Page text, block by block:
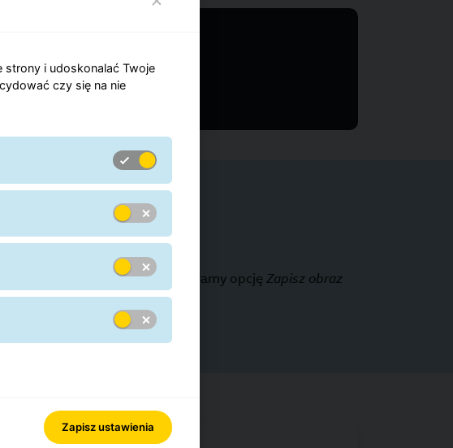
klikamy PPM i wybieramy opcję Zapisz obraz
i udoskonalać Twoje
czy się na nie
Zapisz ustawienia